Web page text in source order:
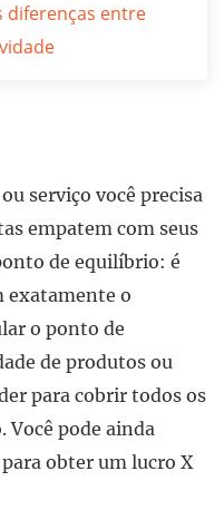
diferenças entre
serviço você precisa
empatem com seus
de equilíbrio: é
exatamente o
o ponto de
de produtos ou
para cobrir todos os
Você pode ainda
obter um lucro X